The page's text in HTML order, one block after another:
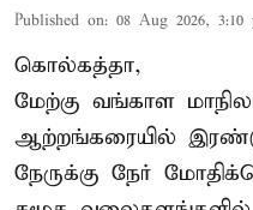
Published on: 08 Aug 2026, 3:10
கொல்கத்தா,
மேற்கு வங்காள
ஆற்றங்கரையில்
நேருக்கு நேர்